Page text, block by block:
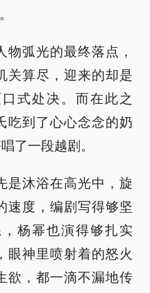
弧光的最终落点，
关算尽，迎来的却是
式处决。而在此之
吃到了心心念念的奶
了一段越剧。
是沐浴在高光中，旋
速度，编剧写得够坚
杨幂也演得够扎实
神里喷射着的怒火
欲，都一滴不漏地传